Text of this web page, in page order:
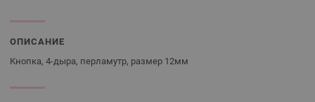
ОПИСАНИЕ
Кнопка, 4-дыра, перламутр, размер 12мм